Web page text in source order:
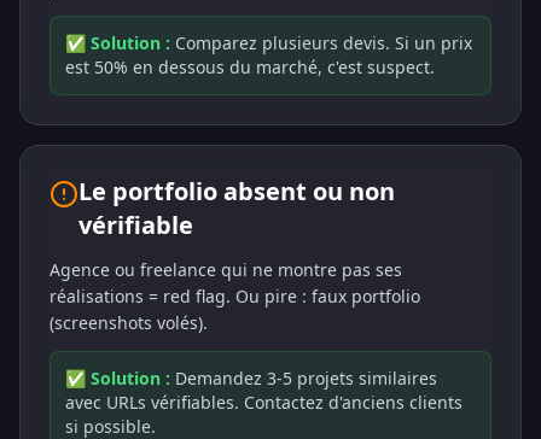
✅ Solution : Comparez plusieurs devis. Si un prix
est 50% en dessous du marché, c'est suspect.
Le portfolio absent ou non
vérifiable
Agence ou freelance qui ne montre pas ses
réalisations = red flag. Ou pire : faux portfolio
(screenshots volés).
✅ Solution : Demandez 3-5 projets similaires
avec URLs vérifiables. Contactez d'anciens clients
si possible.